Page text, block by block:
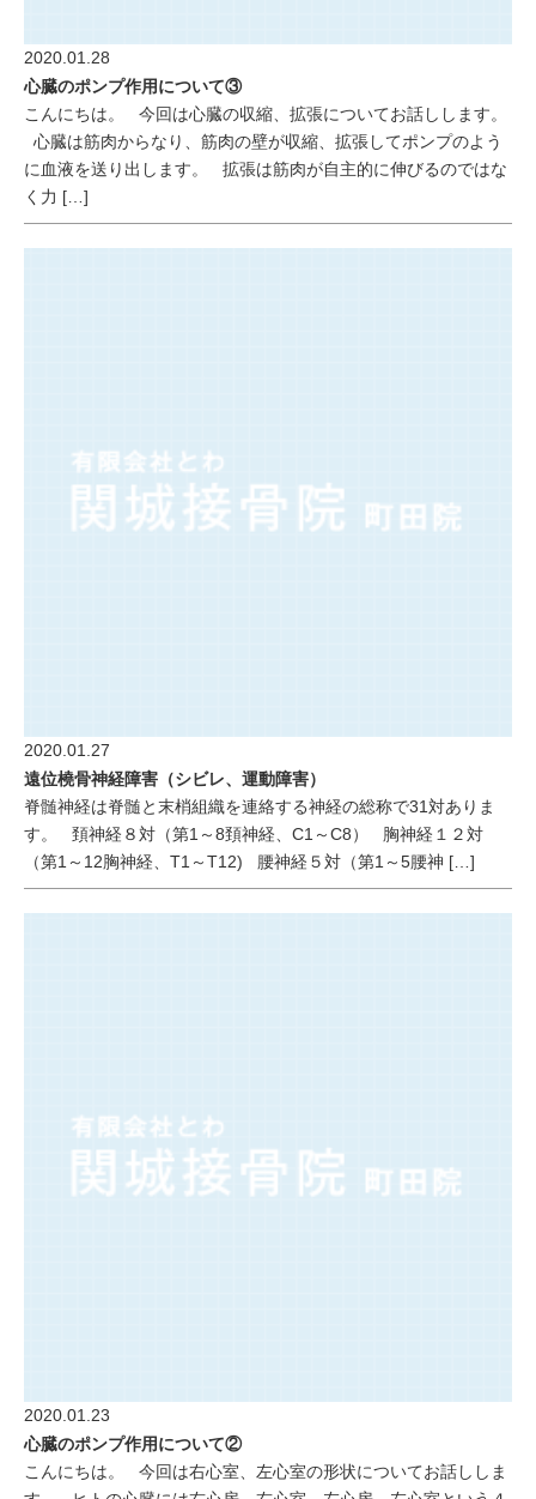
2020.01.28
心臓のポンプ作用について③
こんにちは。 今回は心臓の収縮、拡張についてお話しします。
心臓は筋肉からなり、筋肉の壁が収縮、拡張してポンプのよう
に血液を送り出します。 拡張は筋肉が自主的に伸びるのではな
く力 […]
2020.01.27
遠位橈骨神経障害（シビレ、運動障害）
脊髄神経は脊髄と末梢組織を連絡する神経の総称で31対ありま
す。 頚神経８対（第1～8頚神経、C1～C8） 胸神経１２対
（第1～12胸神経、T1～T12) 腰神経５対（第1～5腰神 […]
2020.01.23
心臓のポンプ作用について②
こんにちは。 今回は右心室、左心室の形状についてお話ししま